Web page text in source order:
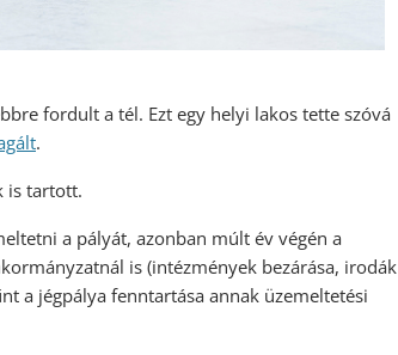
fordult a tél. Ezt egy helyi lakos tette szóvá
.
is tartott.
a pályát, azonban múlt év végén a
is (intézmények bezárása, irodák
a jégpálya fenntartása annak üzemeltetési